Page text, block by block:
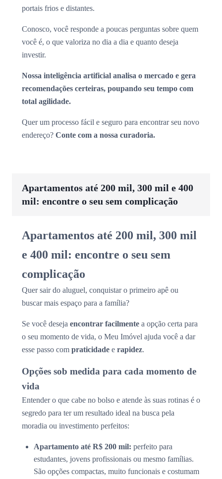
portais frios e distantes.
Conosco, você responde a poucas perguntas sobre quem
você é, o que valoriza no dia a dia e quanto deseja
investir.
Nossa inteligência artificial analisa o mercado e gera
recomendações certeiras, poupando seu tempo com
total agilidade.
Quer um processo fácil e seguro para encontrar seu novo
endereço? Conte com a nossa curadoria.
Apartamentos até 200 mil, 300 mil e 400
mil: encontre o seu sem complicação
Apartamentos até 200 mil, 300 mil
e 400 mil: encontre o seu sem
complicação
Quer sair do aluguel, conquistar o primeiro apê ou
buscar mais espaço para a família?
Se você deseja encontrar facilmente a opção certa para
o seu momento de vida, o Meu Imóvel ajuda você a dar
esse passo com praticidade e rapidez.
Opções sob medida para cada momento de
vida
Entender o que cabe no bolso e atende às suas rotinas é o
segredo para ter um resultado ideal na busca pela
moradia ou investimento perfeitos:
Apartamento até R$ 200 mil: perfeito para
estudantes, jovens profissionais ou mesmo famílias.
São opções compactas, muito funcionais e costumam